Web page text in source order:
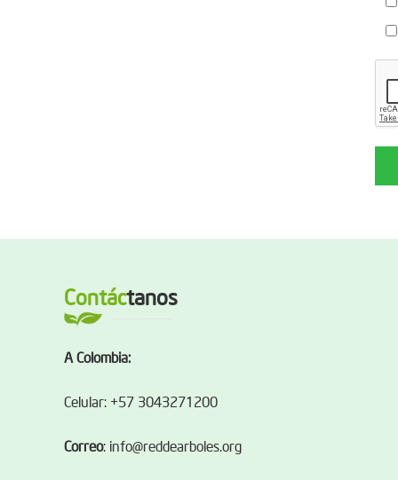
Contáctanos
A Colombia:
Celular: +57 3043271200
Correo: info@reddearboles.org